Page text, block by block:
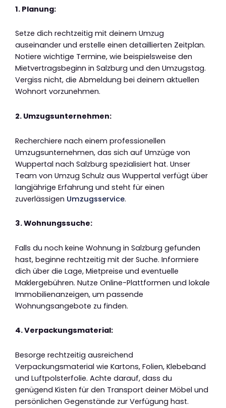
1. Planung:
Setze dich rechtzeitig mit deinem Umzug
auseinander und erstelle einen detaillierten Zeitplan.
Notiere wichtige Termine, wie beispielsweise den
Mietvertragsbeginn in Salzburg und den Umzugstag.
Vergiss nicht, die Abmeldung bei deinem aktuellen
Wohnort vorzunehmen.
2. Umzugsunternehmen:
Recherchiere nach einem professionellen
Umzugsunternehmen, das sich auf Umzüge von
Wuppertal nach Salzburg spezialisiert hat. Unser
Team von Umzug Schulz aus Wuppertal verfügt über
langjährige Erfahrung und steht für einen
zuverlässigen Umzugsservice.
3. Wohnungssuche:
Falls du noch keine Wohnung in Salzburg gefunden
hast, beginne rechtzeitig mit der Suche. Informiere
dich über die Lage, Mietpreise und eventuelle
Maklergebühren. Nutze Online-Plattformen und lokale
Immobilienanzeigen, um passende
Wohnungsangebote zu finden.
4. Verpackungsmaterial:
Besorge rechtzeitig ausreichend
Verpackungsmaterial wie Kartons, Folien, Klebeband
und Luftpolsterfolie. Achte darauf, dass du
genügend Kisten für den Transport deiner Möbel und
persönlichen Gegenstände zur Verfügung hast.